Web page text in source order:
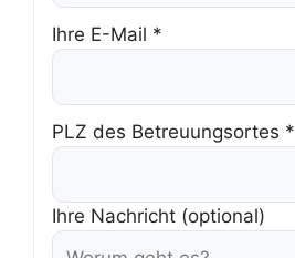
Ihre E-Mail *
PLZ des Betreuungsortes *
Ihre Nachricht (optional)